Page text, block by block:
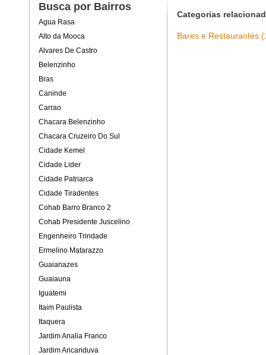
Busca por Bairros
Agua Rasa
Alto da Mooca
Alvares De Castro
Belenzinho
Bras
Caninde
Carrao
Chacara Belenzinho
Chacara Cruzeiro Do Sul
Cidade Kemel
Cidade Lider
Cidade Patriarca
Cidade Tiradentes
Cohab Barro Branco 2
Cohab Presidente Juscelino
Engenheiro Trindade
Ermelino Matarazzo
Guaianazes
Guaiauna
Iguatemi
Itaim Paulista
Itaquera
Jardim Analia Franco
Jardim Aricanduva
Categorias
Bares e Restaurantes